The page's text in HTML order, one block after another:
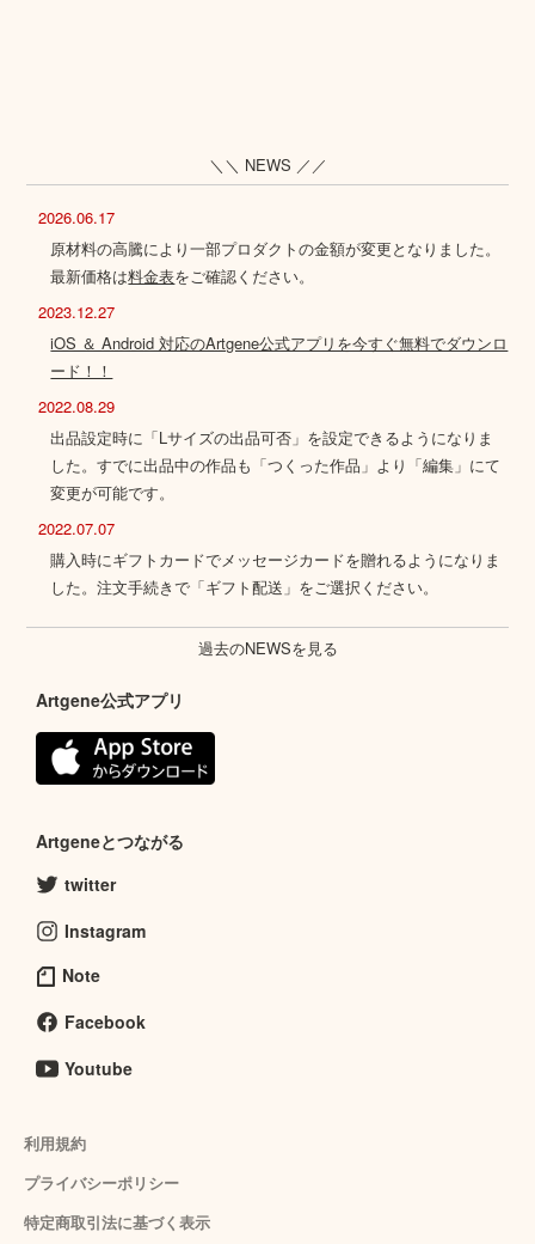
＼＼ NEWS ／／
2026.06.17
原材料の高騰により一部プロダクトの金額が変更となりました。
最新価格は料金表をご確認ください。
2023.12.27
iOS ＆ Android 対応のArtgene公式アプリを今すぐ無料でダウンロ
ード！！
2022.08.29
出品設定時に「Lサイズの出品可否」を設定できるようになりま
した。すでに出品中の作品も「つくった作品」より「編集」にて
変更が可能です。
2022.07.07
購入時にギフトカードでメッセージカードを贈れるようになりま
した。注文手続きで「ギフト配送」をご選択ください。
過去のNEWSを見る
Artgene公式アプリ
Artgeneとつながる
twitter
Instagram
Note
Facebook
Youtube
利用規約
プライバシーポリシー
特定商取引法に基づく表示